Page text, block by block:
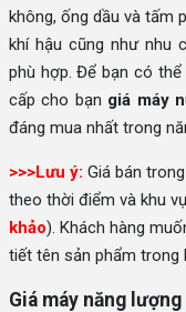
không, ống dầu và tấm
khí hậu cũng như nhu
phù hợp. Để bạn có
cấp cho bạn giá máy
đáng mua nhất trong
>>>Lưu ý: Giá bán
theo thời điểm và khu
khảo). Khách hàng
tiết tên sản phẩm trong
Giá máy năng